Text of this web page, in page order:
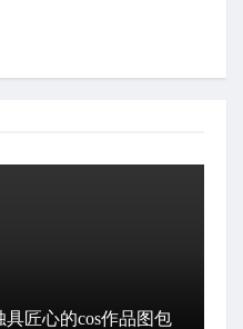
具匠心的cos作品图包